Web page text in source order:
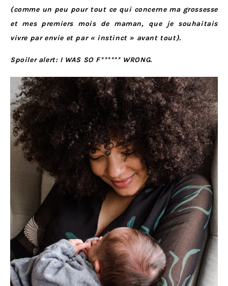
(comme un peu pour tout ce qui concerne ma grossesse
et mes premiers mois de maman, que je souhaitais
vivre par envie et par « instinct » avant tout).
Spoiler alert: I WAS SO F****** WRONG.